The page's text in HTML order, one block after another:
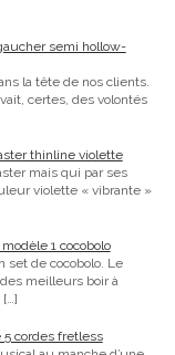
semi hollow-
la tête de nos clients.
certes, des volontés
thinline violette
mais qui par ses
violette « vibrante »
1 cocobolo
set de cocobolo. Le
meilleurs boir à
[…]
5 cordes fretless